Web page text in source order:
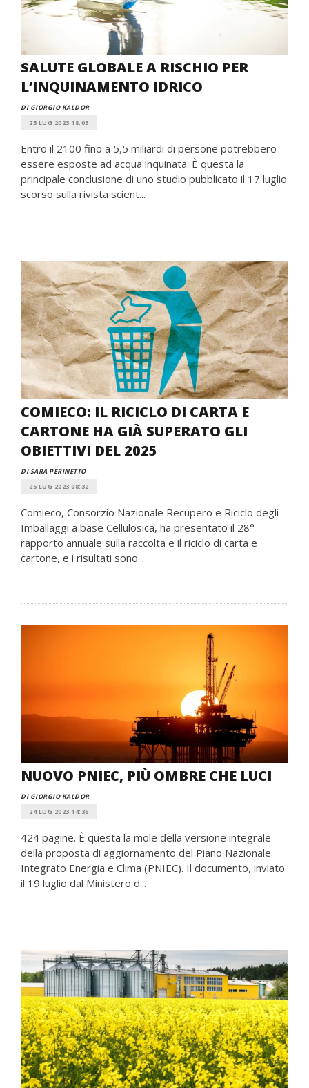
SALUTE GLOBALE A RISCHIO PER
L’INQUINAMENTO IDRICO
DI GIORGIO KALDOR
25 LUG 2023 18:03
Entro il 2100 fino a 5,5 miliardi di persone potrebbero
essere esposte ad acqua inquinata. È questa la
principale conclusione di uno studio pubblicato il 17 luglio
scorso sulla rivista scient...
COMIECO: IL RICICLO DI CARTA E
CARTONE HA GIÀ SUPERATO GLI
OBIETTIVI DEL 2025
DI SARA PERINETTO
25 LUG 2023 08:32
Comieco, Consorzio Nazionale Recupero e Riciclo degli
Imballaggi a base Cellulosica, ha presentato il 28°
rapporto annuale sulla raccolta e il riciclo di carta e
cartone, e i risultati sono...
NUOVO PNIEC, PIÙ OMBRE CHE LUCI
DI GIORGIO KALDOR
24 LUG 2023 14:36
424 pagine. È questa la mole della versione integrale
della proposta di aggiornamento del Piano Nazionale
Integrato Energia e Clima (PNIEC). Il documento, inviato
il 19 luglio dal Ministero d...